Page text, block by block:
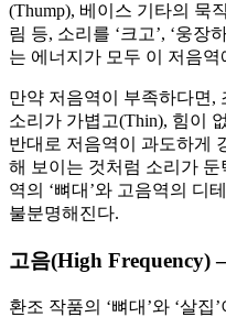
(Thump), 베이스 기타의 묵
림 등, 소리를 ‘크고’, ‘웅장
는 에너지가 모두 이 저음역
만약 저음역이 부족하다면,
소리가 가볍고(Thin), 힘이
반대로 저음역이 과도하게
해 보이는 것처럼 소리가
역의 ‘뼈대’와 고음역의 디
불분명해진다.
고음(High Frequency)
환조 작품의 ‘뼈대’와 ‘살